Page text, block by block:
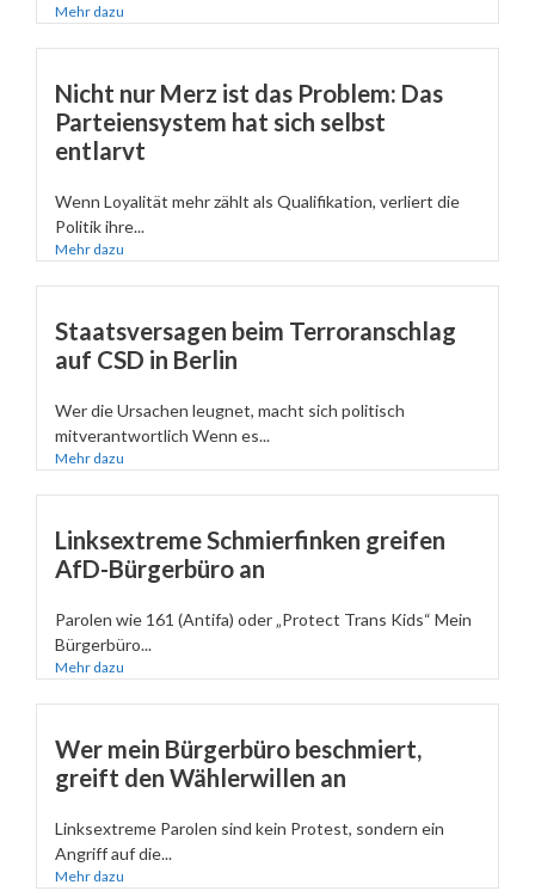
Mehr dazu
Nicht nur Merz ist das Problem: Das
Parteiensystem hat sich selbst
entlarvt
Wenn Loyalität mehr zählt als Qualifikation, verliert die
Politik ihre...
Mehr dazu
Staatsversagen beim Terroranschlag
auf CSD in Berlin
Wer die Ursachen leugnet, macht sich politisch
mitverantwortlich Wenn es...
Mehr dazu
Linksextreme Schmierfinken greifen
AfD-Bürgerbüro an
Parolen wie 161 (Antifa) oder „Protect Trans Kids“ Mein
Bürgerbüro...
Mehr dazu
Wer mein Bürgerbüro beschmiert,
greift den Wählerwillen an
Linksextreme Parolen sind kein Protest, sondern ein
Angriff auf die...
Mehr dazu